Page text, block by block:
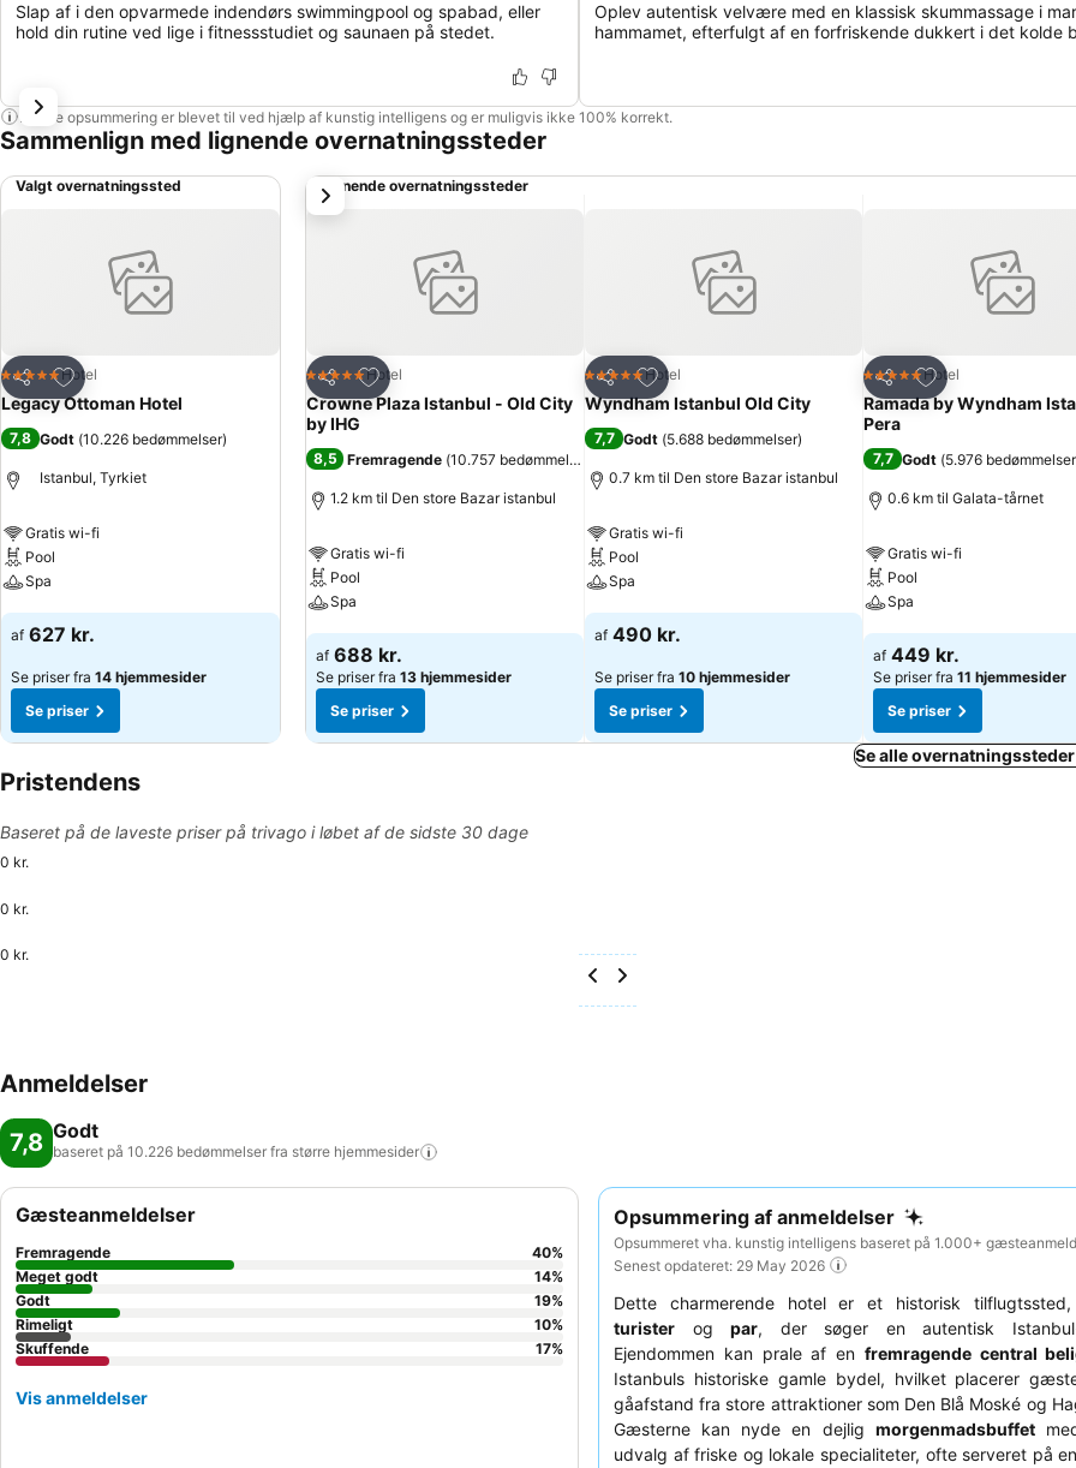
Slap af i den opvarmede indendørs swimmingpool og spabad, eller
hold din rutine ved lige i fitnessstudiet og saunaen på stedet.
Oplev autentisk velvære med en klassisk skummassage i
hammamet, efterfulgt af en forfriskende dukkert i det kolde
Denne opsummering er blevet til ved hjælp af kunstig intelligens og er muligvis ikke 100% korrekt.
Sammenlign med lignende overnatningssteder
Valgt overnatningssted
Del
Føj til favoritter
5 StjernerHotel
Legacy Ottoman Hotel
7,8 Godt (10.226 bedømmelser)
Istanbul, Tyrkiet
Gratis wi-fi
Pool
Spa
Se priser
af 627 kr.
Se priser fra 14 hjemmesider
Se priser
Lignende overnatningssteder
Del
Føj til favoritter
5 StjernerHotel
Crowne Plaza Istanbul - Old City
by IHG
8,5 Fremragende (10.757 bedømmelser
1.2 km til Den store Bazar istanbul
Gratis wi-fi
Pool
Spa
Se priser
af 688 kr.
Se priser fra 13 hjemmesider
Se priser
Del
Føj til favoritter
5 StjernerHotel
Wyndham Istanbul Old City
7,7 Godt (5.688 bedømmelser)
0.7 km til Den store Bazar istanbul
Gratis wi-fi
Pool
Spa
Se priser
af 490 kr.
Se priser fra 10 hjemmesider
Se priser
Del
Føj til favoritter
5 StjernerHotel
Ramada by Wyndham
Pera
7,7 Godt (5.976 bedømmelser
0.6 km til Galata-tårnet
Gratis wi-fi
Pool
Spa
Se priser
af 449 kr.
Se priser fra 11 hjemmesider
Se priser
næste
Se alle
Pristendens
Baseret på de laveste priser på trivago i løbet af de sidste 30 dage
0 kr.
0 kr.
0 kr.
Anmeldelser
7,8 Godt
baseret på 10.226 bedømmelser fra større hjemmesider
Opsummering af anmeldelser
Opsummeret vha. kunstig intelligens baseret på 1.000+
Senest opdateret: 29 May 2026
Dette charmerende hotel er et historisk
turister ogpar, der søger en autentisk Istanbul-
Ejendommen kan prale af en fremragende central
Istanbuls historiske gamle bydel, hvilket placerer
gåafstand fra store attraktioner som Den Blå Moské og
Gæsterne kan nyde en dejlig morgenmadsbuffet
udvalg af friske og lokale specialiteter, ofte serveret på
Gæsteanmeldelser
Fremragende 40%
Meget godt
14%
Godt
19%
Rimeligt
10%
Skuffende
17%
Vis anmeldelser